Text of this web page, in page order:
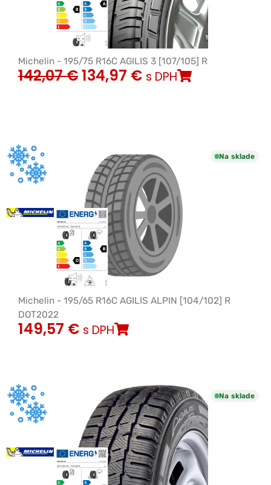
Michelin - 195/75 R16C AGILIS 3 [107/105] R
142,07€134,97 € s DPH
Na sklade
Michelin - 195/65 R16C AGILIS ALPIN [104/102] R
DOT2022
149,57 € s DPH
Na sklade